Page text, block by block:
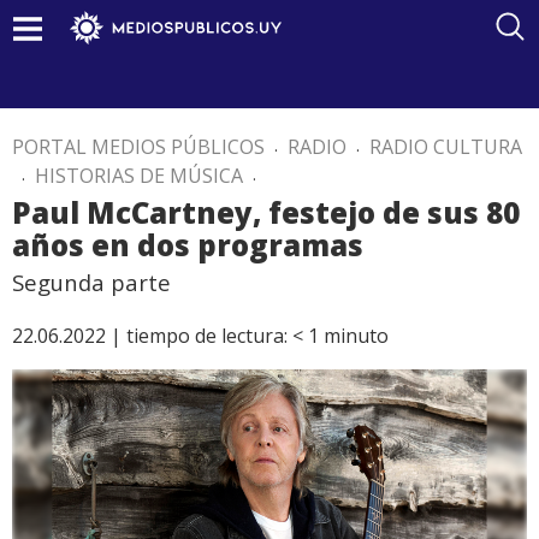
PORTAL MEDIOS PÚBLICOS . RADIO . RADIO CULTURA
. HISTORIAS DE MÚSICA .
Paul McCartney, festejo de sus 80
años en dos programas
Segunda parte
22.06.2022 | tiempo de lectura: < 1 minuto